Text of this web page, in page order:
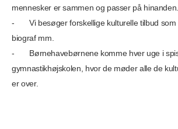
mennesker er sammen og passer på hinanden.
- Vi besøger forskellige kulturelle tilbud som
biograf mm.
- Børnehavebørnene komme hver uge i
gymnastikhøjskolen, hvor de møder alle de
er over.